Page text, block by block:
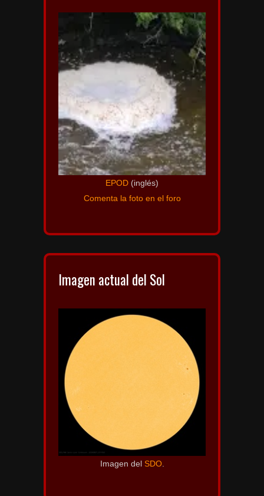
EPOD (inglés)
Comenta la foto en el foro
Imagen actual del Sol
Imagen del SDO.